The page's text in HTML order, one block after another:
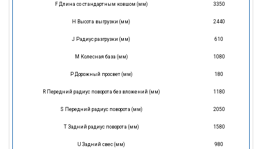
F Длина со стандартным ковшом (мм) 3350
H Высота выгрузки (мм) 2440
J Радиус разгрузки (мм) 610
M Колесная база (мм) 1080
P Дорожный просвет (мм) 180
R Передний радиус поворота без вложений (мм) 1180
S Передний радиус поворота (мм) 2050
T Задний радиус поворота (мм) 1580
U Задний свес (мм) 980